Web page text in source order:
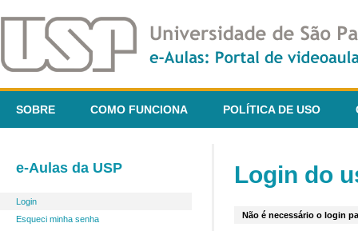
SOBRE COMO FUNCIONA POLÍTICA DE USO
e-Aulas da USP
Login
Esqueci minha senha
Login do
Não é necessário o login